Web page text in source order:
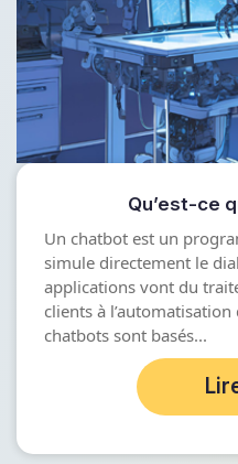
Qu’est-ce
Un chatbot est un
simule directement le
applications vont du
clients à
chatbots sont basés...